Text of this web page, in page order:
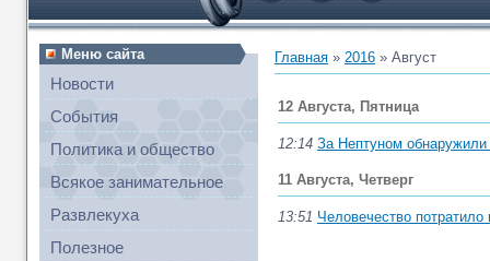
Меню сайта
Новости
События
Политика и общество
Всякое занимательное
Развлекуха
Полезное
Главная » 2016 » Август
12 Августа, Пятница
12:14 За Нептуном обнаружили
11 Августа, Четверг
13:51 Человечество